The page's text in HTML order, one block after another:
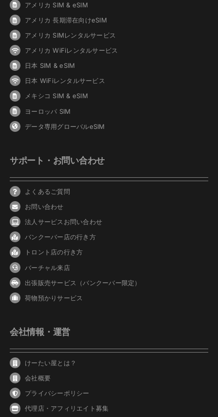
アメリカ SIM & eSIM
アメリカ 長期滞在向けeSIM
アメリカ SIMレンタルサービス
アメリカ WiFiレンタルサービス
日本 SIM & eSIM
日本 WiFiレンタルサービス
メキシコ SIM & eSIM
ヨーロッパ SIM
データ専用グローバルeSIM
サポート・お問い合わせ
よくあるご質問
お問い合わせ
法人サービスお問い合わせ
バンクーバー店の行き方
トロント店の行き方
バーチャル来店
出張販売サービス（バンクーバー限定）
荷物預かりサービス
会社情報・運営
けーたい屋とは？
会社概要
プライバシーポリシー
代理店・アフィリエイト募集